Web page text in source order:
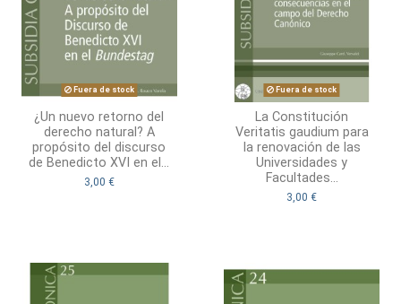
Fuera de stock
¿Un nuevo retorno del
derecho natural? A
propósito del discurso
de Benedicto XVI en el...
3,00 €
Fuera de stock
La Constitución
Veritatis gaudium para
la renovación de las
Universidades y
Facultades...
3,00 €